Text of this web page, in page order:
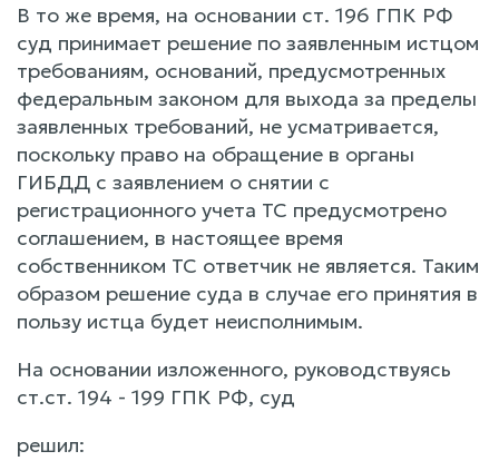
В то же время, на основании ст. 196 ГПК РФ
суд принимает решение по заявленным истцом
требованиям, оснований, предусмотренных
федеральным законом для выхода за пределы
заявленных требований, не усматривается,
поскольку право на обращение в органы
ГИБДД с заявлением о снятии с
регистрационного учета ТС предусмотрено
соглашением, в настоящее время
собственником ТС ответчик не является. Таким
образом решение суда в случае его принятия в
пользу истца будет неисполнимым.
На основании изложенного, руководствуясь
ст.ст. 194 - 199 ГПК РФ, суд
решил: